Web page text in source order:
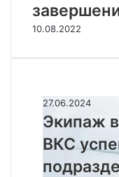
10.08.2022
Э
к
п
а
27.06.2024
Экипаж
ВКС